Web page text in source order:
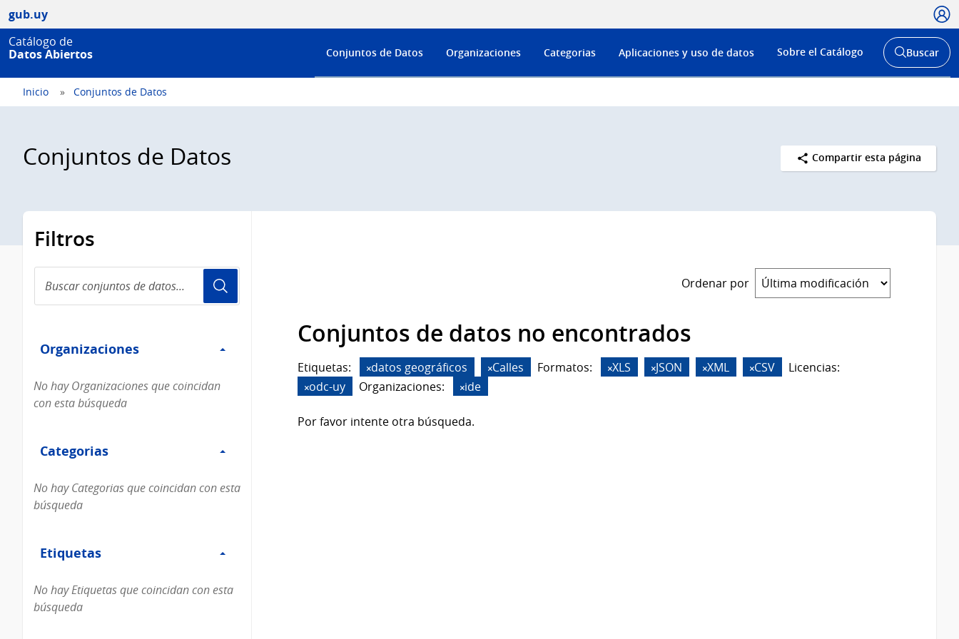
gub.uy
Catálogo de
Datos Abiertos
Menú
de
Conjuntos de Datos Organizaciones Categorias Aplicaciones y uso de datos Sobre el Catálogo
Abrir
buscador
Buscar
Inicio Conjuntos de Datos
Conjuntos de Datos Compartir esta página
Filtros
conjuntos
de
Organizaciones
Organizaciones
No hay Organizaciones que coincidan
con esta búsqueda
Categorias
Categorias
No hay Categorias que coincidan con esta
búsqueda
Etiquetas
Etiquetas
No hay Etiquetas que coincidan con esta
búsqueda
Ordenar por
Conjuntos de datos no encontrados
Etiquetas: datos geográficos Calles Formatos: XLS JSON XML CSV
Licencias:
odc-uy
Organizaciones: ide
Por favor intente otra búsqueda.